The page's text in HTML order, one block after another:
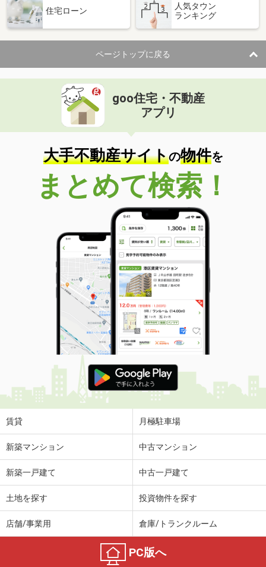
住宅ローン
人気タウン
ランキング
ページトップに戻る
goo住宅・不動産
アプリ
大手不動産サイトの物件を
まとめて検索！
賃貸 月極駐車場
新築マンション 中古マンション
新築一戸建て 中古一戸建て
土地を探す 投資物件を探す
店舗/事業用 倉庫/トランクルーム
PC版へ